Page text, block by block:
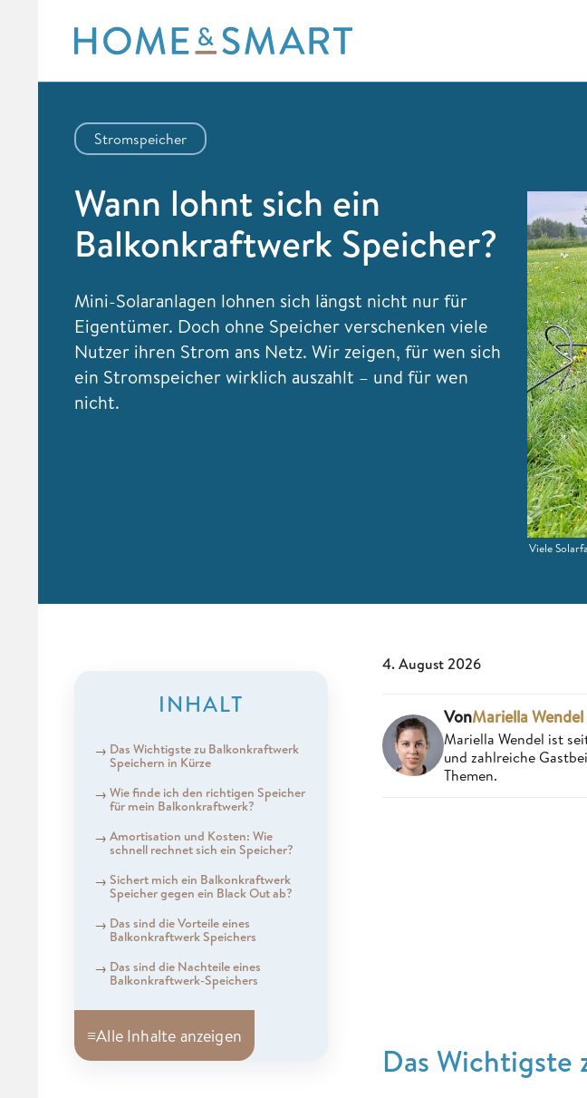
content
Stromspeicher
Wann lohnt sich ein
Balkonkraftwerk Speicher?
Mini-Solaranlagen lohnen sich längst nicht nur für
Eigentümer. Doch ohne Speicher verschenken viele
Nutzer ihren Strom ans Netz. Wir zeigen, für wen sich
ein Stromspeicher wirklich auszahlt – und für wen
nicht.
Viele
INHALT
Das Wichtigste zu Balkonkraftwerk
Speichern in Kürze
Wie finde ich den richtigen Speicher
für mein Balkonkraftwerk?
Amortisation und Kosten: Wie
schnell rechnet sich ein Speicher?
Sichert mich ein Balkonkraftwerk
Speicher gegen ein Black Out ab?
Das sind die Vorteile eines
Balkonkraftwerk Speichers
Das sind die Nachteile eines
Balkonkraftwerk-Speichers
≡Alle Inhalte anzeigen
4. August 2026
VonMariella Wendel
Mariella Wendel ist
und zahlreiche
Themen.
Das Wichtigste